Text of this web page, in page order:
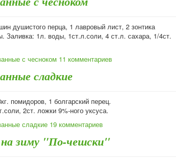
душистого перца, 1 лавровый лист, 2 зонтика
Заливка: 1л. воды, 1ст.л.соли, 4 ст.л. сахара, 1/4ст.
с чесноком 11 комментариев
сладкие
помидоров, 1 болгарский перец.
2ст. ложки 9%-ного уксуса.
сладкие 19 комментариев
зиму "По-чешски"